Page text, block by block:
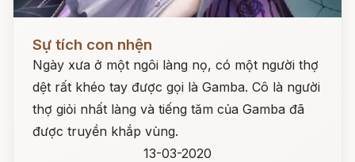
Sự tích con nhện
Ngày xưa ở một ngôi làng nọ, có một người thợ
dệt rất khéo tay được gọi là Gamba. Cô là người
thợ giỏi nhất làng và tiếng tăm của Gamba đã
được truyền khắp vùng.
13-03-2020